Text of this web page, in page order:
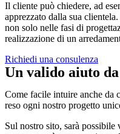
Il cliente può chiedere, ad
apprezzato dalla sua
non solo nelle fasi di
realizzazione di un
Richiedi una consulenza
Un valido aiuto
Come facile intuire anche da
reso ogni nostro progetto
Sul nostro sito, sarà